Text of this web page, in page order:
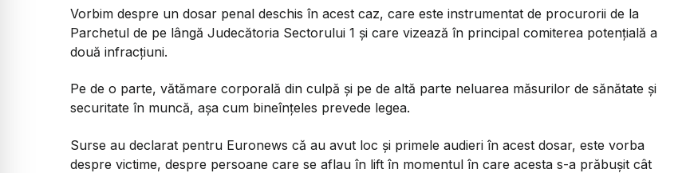
Vorbim despre un dosar penal deschis în acest caz, care este instrumentat de procurorii de la
Parchetul de pe lângă Judecătoria Sectorului 1 și care vizează în principal comiterea potențială a
două infracțiuni.
Pe de o parte, vătămare corporală din culpă și pe de altă parte neluarea măsurilor de sănătate și
securitate în muncă, așa cum bineînțeles prevede legea.
Surse au declarat pentru Euronews că au avut loc și primele audieri în acest dosar, este vorba
despre victime, despre persoane care se aflau în lift în momentul în care acesta s-a prăbușit cât